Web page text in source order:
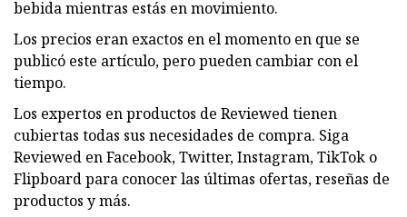
bebida mientras estás en movimiento.
Los precios eran exactos en el momento en que se
publicó este artículo, pero pueden cambiar con el
tiempo.
Los expertos en productos de Reviewed tienen
cubiertas todas sus necesidades de compra. Siga
Reviewed en Facebook, Twitter, Instagram, TikTok o
Flipboard para conocer las últimas ofertas, reseñas de
productos y más.